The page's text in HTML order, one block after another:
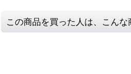
この商品を買った人は、こん